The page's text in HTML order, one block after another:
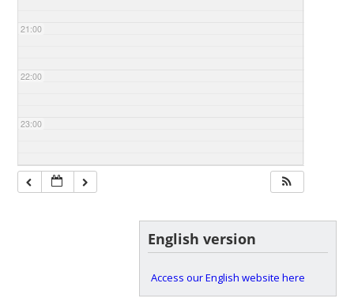
21:00
22:00
23:00
English version
Access our English website here